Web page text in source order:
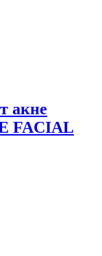
акне
FACIAL